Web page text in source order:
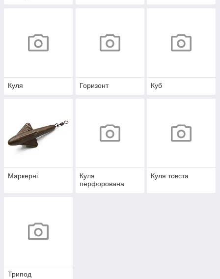
Куля Горизонт Куб
Маркерні
Куля
перфорована
Куля товста
Трипод